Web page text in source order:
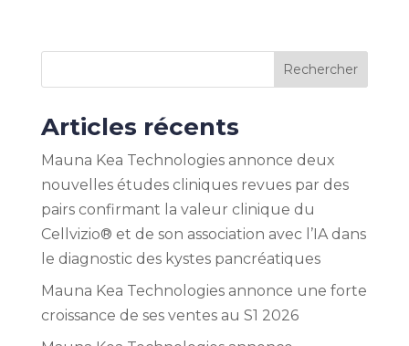
Rechercher
Articles récents
Mauna Kea Technologies annonce deux
nouvelles études cliniques revues par des
pairs confirmant la valeur clinique du
Cellvizio® et de son association avec l’IA dans
le diagnostic des kystes pancréatiques
Mauna Kea Technologies annonce une forte
croissance de ses ventes au S1 2026